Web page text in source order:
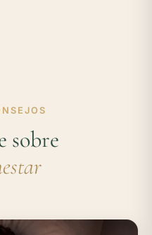
sobre